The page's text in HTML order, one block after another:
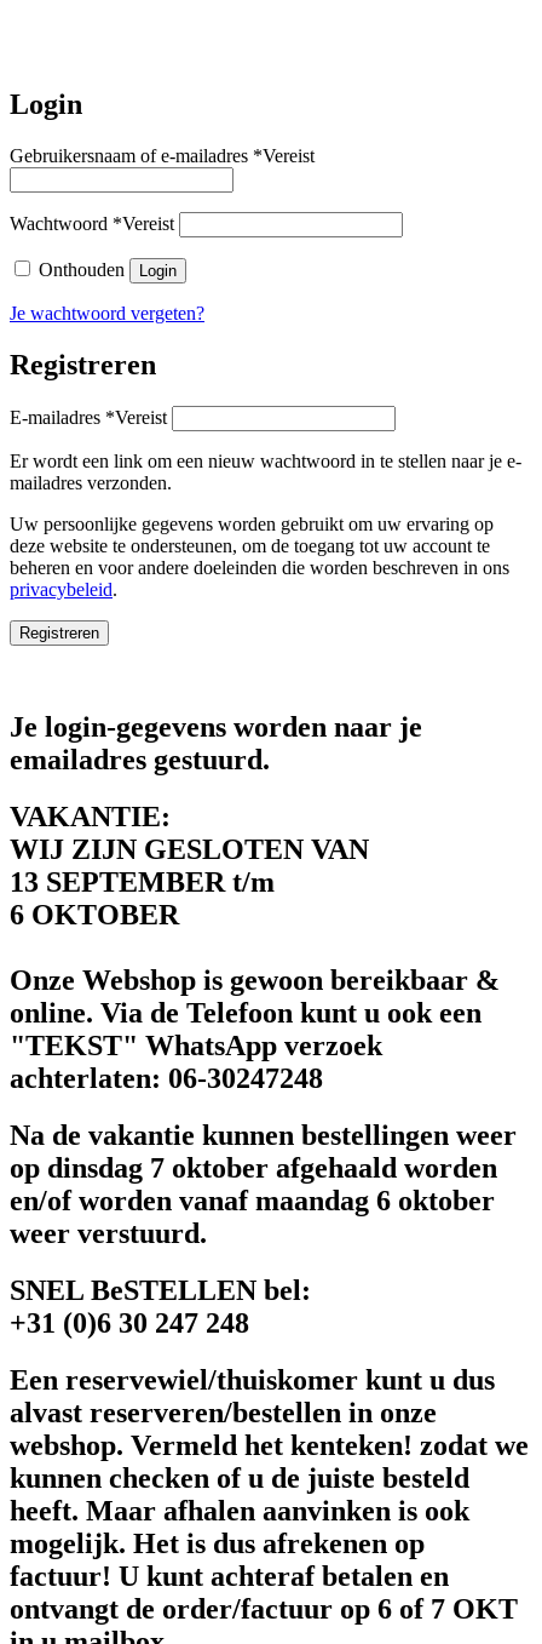
Login
Gebruikersnaam of e-mailadres *Vereist
Wachtwoord *Vereist
Onthouden Login
Je wachtwoord vergeten?
Registreren
E-mailadres *Vereist
Er wordt een link om een nieuw wachtwoord in te stellen naar je e-
mailadres verzonden.
Uw persoonlijke gegevens worden gebruikt om uw ervaring op
deze website te ondersteunen, om de toegang tot uw account te
beheren en voor andere doeleinden die worden beschreven in ons
privacybeleid.
Registreren
Je login-gegevens worden naar je
emailadres gestuurd.
VAKANTIE:
WIJ ZIJN GESLOTEN VAN
13 SEPTEMBER t/m
6 OKTOBER
Onze Webshop is gewoon bereikbaar &
online. Via de Telefoon kunt u ook een
"TEKST" WhatsApp verzoek
achterlaten: 06-30247248
Na de vakantie kunnen bestellingen weer
op dinsdag 7 oktober afgehaald worden
en/of worden vanaf maandag 6 oktober
weer verstuurd.
SNEL BeSTELLEN bel:
+31 (0)6 30 247 248
Een reservewiel/thuiskomer kunt u dus
alvast reserveren/bestellen in onze
webshop. Vermeld het kenteken! zodat we
kunnen checken of u de juiste besteld
heeft. Maar afhalen aanvinken is ook
mogelijk. Het is dus afrekenen op
factuur! U kunt achteraf betalen en
ontvangt de order/factuur op 6 of 7 OKT